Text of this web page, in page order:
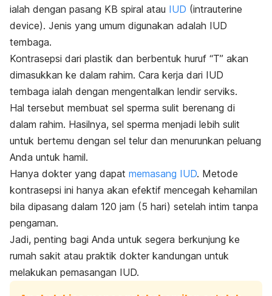
ialah dengan pasang KB spiral atau IUD (intrauterine
device). Jenis yang umum digunakan adalah IUD
tembaga.
Kontrasepsi dari plastik dan berbentuk huruf “T” akan
dimasukkan ke dalam rahim. Cara kerja dari IUD
tembaga ialah dengan mengentalkan lendir serviks.
Hal tersebut membuat sel sperma sulit berenang di
dalam rahim. Hasilnya, sel sperma menjadi lebih sulit
untuk bertemu dengan sel telur dan menurunkan peluang
Anda untuk hamil.
Hanya dokter yang dapat memasang IUD. Metode
kontrasepsi ini hanya akan efektif mencegah kehamilan
bila dipasang dalam 120 jam (5 hari) setelah intim tanpa
pengaman.
Jadi, penting bagi Anda untuk segera berkunjung ke
rumah sakit atau praktik dokter kandungan untuk
melakukan pemasangan IUD.